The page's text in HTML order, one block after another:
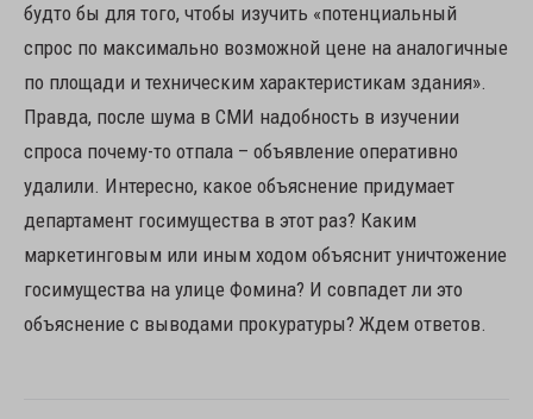
будто бы для того, чтобы изучить «потенциальный
спрос по максимально возможной цене на аналогичные
по площади и техническим характеристикам здания».
Правда, после шума в СМИ надобность в изучении
спроса почему-то отпала – объявление оперативно
удалили. Интересно, какое объяснение придумает
департамент госимущества в этот раз? Каким
маркетинговым или иным ходом объяснит уничтожение
госимущества на улице Фомина? И совпадет ли это
объяснение с выводами прокуратуры? Ждем ответов.